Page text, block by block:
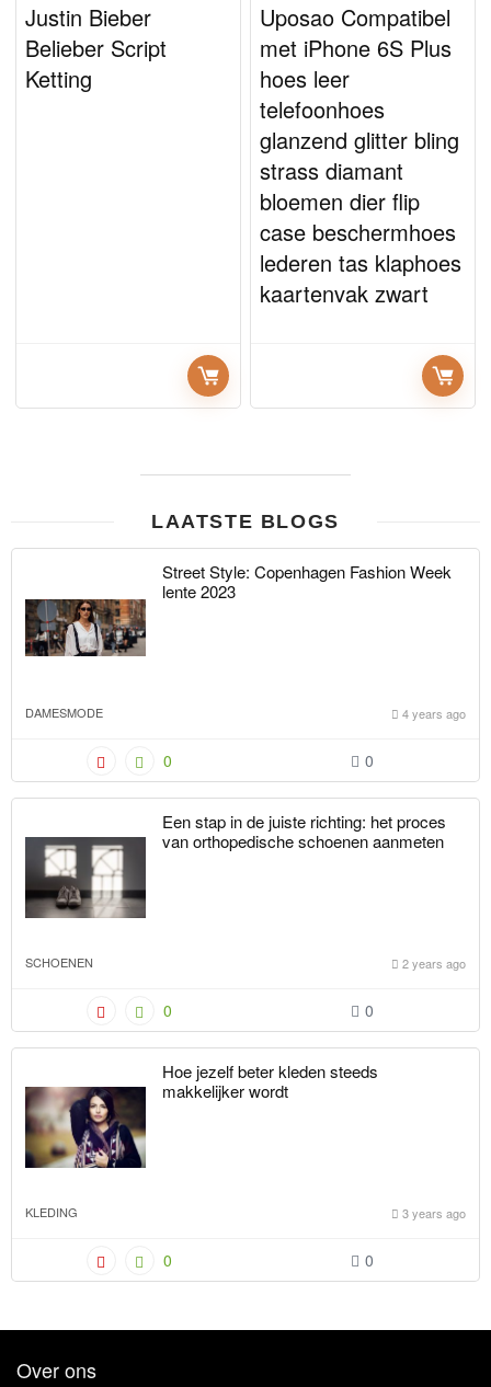
Justin Bieber
Belieber Script
Ketting
Uposao Compatibel
met iPhone 6S Plus
hoes leer
telefoonhoes
glanzend glitter bling
strass diamant
bloemen dier flip
case beschermhoes
lederen tas klaphoes
kaartenvak zwart
LAATSTE BLOGS
Street Style: Copenhagen Fashion Week
lente 2023
DAMESMODE 4 years ago
0 0
Een stap in de juiste richting: het proces
van orthopedische schoenen aanmeten
SCHOENEN 2 years ago
0 0
Hoe jezelf beter kleden steeds
makkelijker wordt
KLEDING 3 years ago
0 0
Over ons